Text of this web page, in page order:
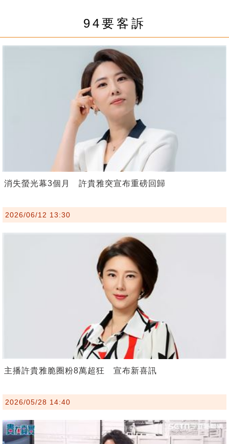
94要客訴
消失螢光幕3個月 許貴雅突宣布重磅回歸
2026/06/12 13:30
主播許貴雅脆圈粉8萬超狂 宣布新喜訊
2026/05/28 14:40